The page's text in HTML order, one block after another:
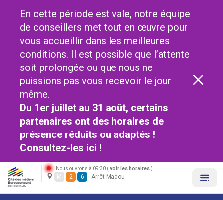
En cette période estivale, notre équipe
de conseillers met tout en œuvre pour
vous accueillir dans les meilleures
conditions. Il est possible que l’attente
soit prolongée ou que nous ne
puissions pas vous recevoir le jour
même.
Du 1er juillet au 31 août, certains
partenaires ont des horaires de
présence réduits ou adaptés !
Consultez-les ici !
Nous ouvrons à 09:30 ( voir les horaires )
M 2 6 Arrêt Madou